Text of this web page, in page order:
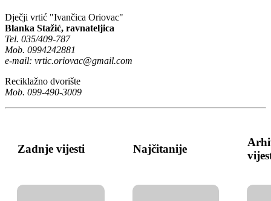
Dječji vrtić "Ivančica Oriovac"
Blanka Stažić, ravnateljica
Tel. 035/409-787
Mob. 0994242881
e-mail: vrtic.oriovac@gmail.com
Reciklažno dvorište
Mob. 099-490-3009
Zadnje vijesti Najčitanije